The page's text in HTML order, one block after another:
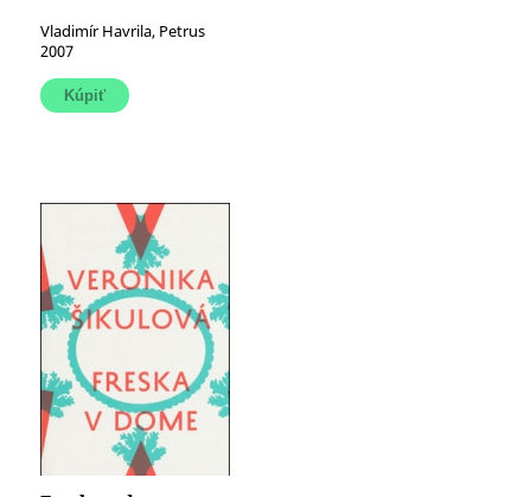
Vladimír Havrila, Petrus
2007